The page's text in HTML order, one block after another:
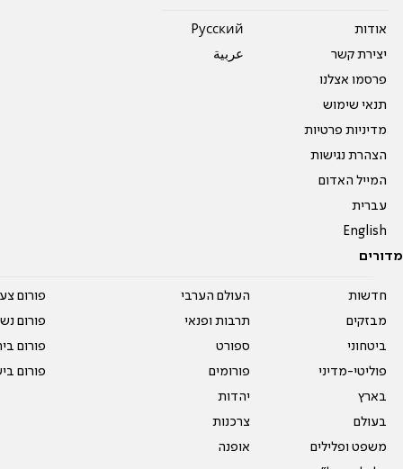
אודות
יצירת קשר
פרסמו אצלנו
תנאי שימוש
מדיניות פרטיות
הצהרת נגישות
המייל האדום
עברית
English
Pусский
عربية
מדורים
חדשות
מבזקים
ביטחוני
פוליטי-מדיני
בארץ
בעולם
משפט ופלילים
העולם הערבי
תרבות ופנאי
ספורט
פורומים
יהדות
צרכנות
אופנה
פורום
פורום
פורום
פורום